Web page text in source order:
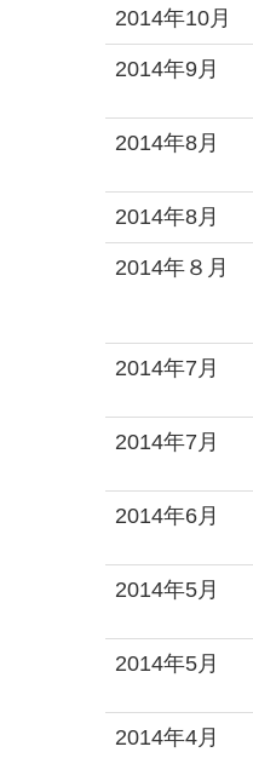
2014年10月
2014年9月
2014年8月
2014年8月
2014年８月
2014年7月
2014年7月
2014年6月
2014年5月
2014年5月
2014年4月